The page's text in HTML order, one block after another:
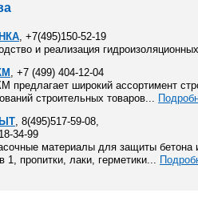
, +7(495)150-52-19
и реализация
, +7 (499) 404-12-04
предлагает широкий ассортимент
строительных товаров...
, 8(495)517-59-08,
34-99
материалы для защиты бетона
1, пропитки, лаки, герметики...